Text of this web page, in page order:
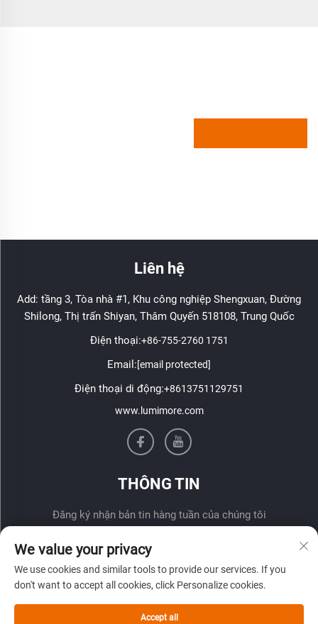
Liên hệ
Add: tầng 3, Tòa nhà #1, Khu công nghiệp Shengxuan, Đường
Shilong, Thị trấn Shiyan, Thâm Quyến 518108, Trung Quốc
Điện thoại:+86-755-2760 1751
Email:[email protected]
Điện thoại di động:+8613751129751
www.lumimore.com
THÔNG TIN
Đăng ký nhận bản tin hàng tuần của chúng tôi
We value your privacy
We use cookies and similar tools to provide our services. If you
don't want to accept all cookies, click Personalize cookies.
Accept all